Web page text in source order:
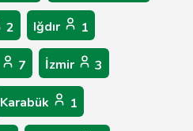
2 Iğdır 1
7 İzmir 3
Karabük 1